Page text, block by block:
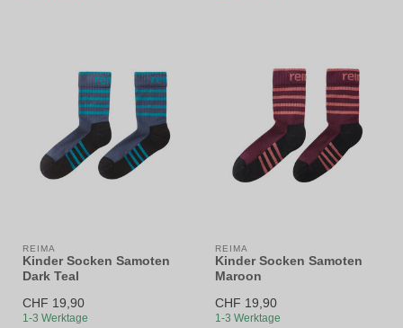
REIMA
Kinder Socken Samoten
Dark Teal
CHF 19,90
1-3 Werktage
REIMA
Kinder Socken Samoten
Maroon
CHF 19,90
1-3 Werktage